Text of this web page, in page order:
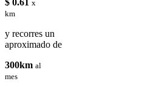
x
km
y recorres un
aproximado de
300km al
mes